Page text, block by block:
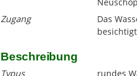
Zugang
Das
Beschreibung
Typus
rundes